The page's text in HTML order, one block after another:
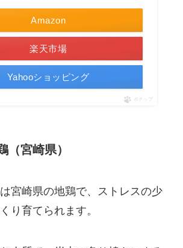
Amazon
楽天市場
Yahooショッピング
ポチップ
（宮崎県）
宮崎県の地鶏で、ストレスの少
り育てられます。